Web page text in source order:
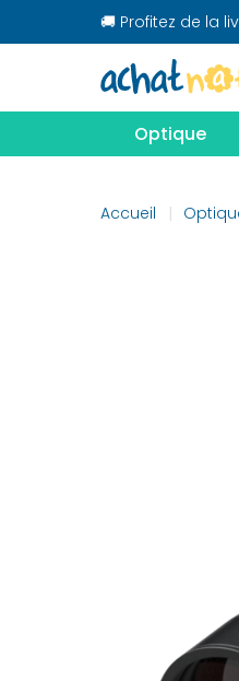
🚚 Profitez de la
Optique
Accueil